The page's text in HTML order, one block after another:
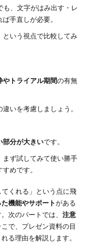
、文字がはみ出す・レ
手直しが必要。
という視点で比較してみ
やトライアル期間の有無
いを考慮しましょう。
部分が大きいです。
ず試してみて使い勝手
めです。
くれる」という点に飛
機能やサポートがある
次のパートでは、 注意
で、プレゼン資料の目
る理由を解説します。